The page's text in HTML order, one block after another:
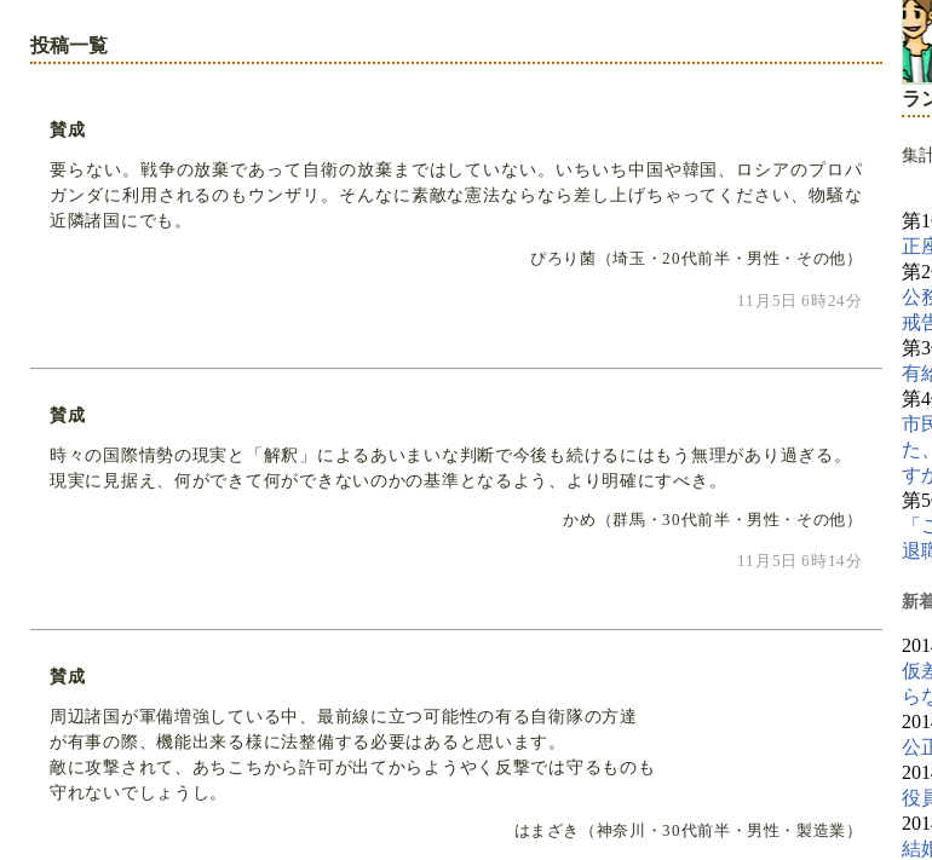
投稿一覧
賛成
要らない。戦争の放棄であって自衛の放棄まではしていない。いちいち中国や韓国、ロシアのプロパ
ガンダに利用されるのもウンザリ。そんなに素敵な憲法ならなら差し上げちゃってください、物騒な
近隣諸国にでも。
ぴろり菌（埼玉・20代前半・男性・その他）
11月5日 6時24分
賛成
時々の国際情勢の現実と「解釈」によるあいまいな判断で今後も続けるにはもう無理があり過ぎる。
現実に見据え、何ができて何ができないのかの基準となるよう、より明確にすべき。
かめ（群馬・30代前半・男性・その他）
11月5日 6時14分
賛成
周辺諸国が軍備増強している中、最前線に立つ可能性の有る自衛隊の方達
が有事の際、機能出来る様に法整備する必要はあると思います。
敵に攻撃されて、あちこちから許可が出てからようやく反撃では守るものも
守れないでしょうし。
はまざき（神奈川・30代前半・男性・製造業）
ラ
集
第
正
第
公
戒
第
有
第
市
た
す
第
退
新
仮
ら
公
役
結